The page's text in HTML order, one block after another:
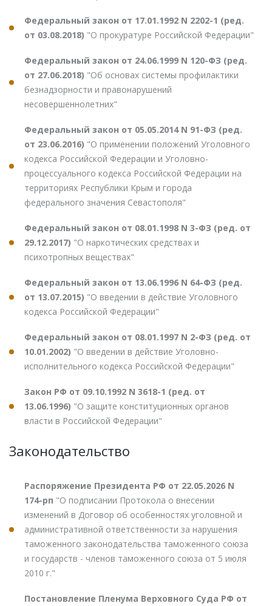
Федеральный закон от 17.01.1992 N 2202-1 (ред.
от 03.08.2018) "О прокуратуре Российской Федерации"
Федеральный закон от 24.06.1999 N 120-ФЗ (ред.
от 27.06.2018) "Об основах системы профилактики
безнадзорности и правонарушений
несовершеннолетних"
Федеральный закон от 05.05.2014 N 91-ФЗ (ред.
от 23.06.2016) "О применении положений Уголовного
кодекса Российской Федерации и Уголовно-
процессуального кодекса Российской Федерации на
территориях Республики Крым и города
федерального значения Севастополя"
Федеральный закон от 08.01.1998 N 3-ФЗ (ред. от
29.12.2017) "О наркотических средствах и
психотропных веществах"
Федеральный закон от 13.06.1996 N 64-ФЗ (ред.
от 13.07.2015) "О введении в действие Уголовного
кодекса Российской Федерации"
Федеральный закон от 08.01.1997 N 2-ФЗ (ред. от
10.01.2002) "О введении в действие Уголовно-
исполнительного кодекса Российской Федерации"
Закон РФ от 09.10.1992 N 3618-1 (ред. от
13.06.1996) "О защите конституционных органов
власти в Российской Федерации"
Законодательство
Распоряжение Президента РФ от 22.05.2026 N
174-рп "О подписании Протокола о внесении
изменений в Договор об особенностях уголовной и
административной ответственности за нарушения
таможенного законодательства таможенного союза
и государств - членов таможенного союза от 5 июля
2010 г."
Постановление Пленума Верховного Суда РФ от